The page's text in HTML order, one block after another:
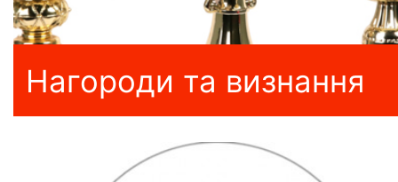
Нагороди та визнання